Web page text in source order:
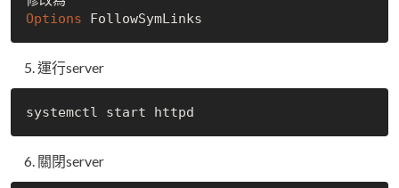
Options
運行server
關閉server